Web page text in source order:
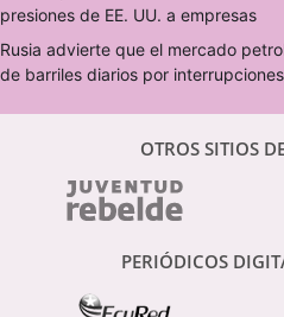
presiones de EE. UU. a empresas
Rusia advierte que el mercado
de barriles diarios por
OTROS SITIOS
PERIÓDICOS